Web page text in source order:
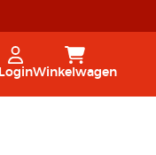
LoginWinkelwagen